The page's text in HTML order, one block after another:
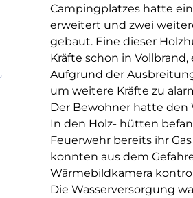
Campingplatzes hatte
erweitert und zwei
gebaut. Eine dieser
Kräfte schon in
Aufgrund der
um weitere Kräfte zu
Der Bewohner hatte den
In den Holz- hütten
Feuerwehr bereits ihr
konnten aus dem
Wärmebildkamera
Die Wasserversorgung